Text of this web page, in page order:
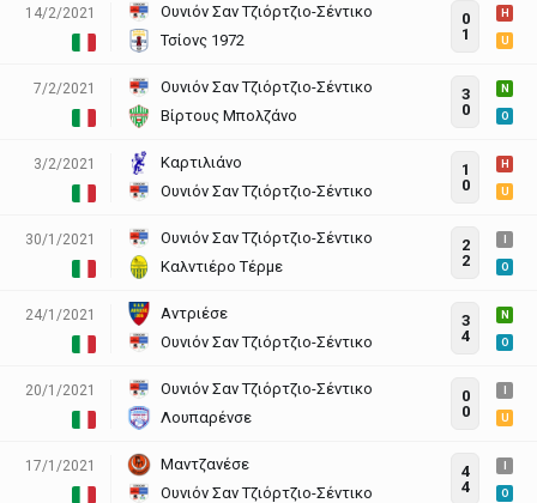
14/2/2021
Ουνιόν Σαν Τζιόρτζιο-Σέντικο
Τσίονς 1972
0
1
H
U
7/2/2021
Ουνιόν Σαν Τζιόρτζιο-Σέντικο
Βίρτους Μπολζάνο
3
0
N
O
3/2/2021
Καρτιλιάνο
Ουνιόν Σαν Τζιόρτζιο-Σέντικο
1
0
H
U
30/1/2021
Ουνιόν Σαν Τζιόρτζιο-Σέντικο
Καλντιέρο Τέρμε
2
2
O
24/1/2021
Αντριέσε
Ουνιόν Σαν Τζιόρτζιο-Σέντικο
3
4
N
O
20/1/2021
Ουνιόν Σαν Τζιόρτζιο-Σέντικο
Λουπαρένσε
0
0
U
17/1/2021
Μαντζανέσε
Ουνιόν Σαν Τζιόρτζιο-Σέντικο
4
4
O